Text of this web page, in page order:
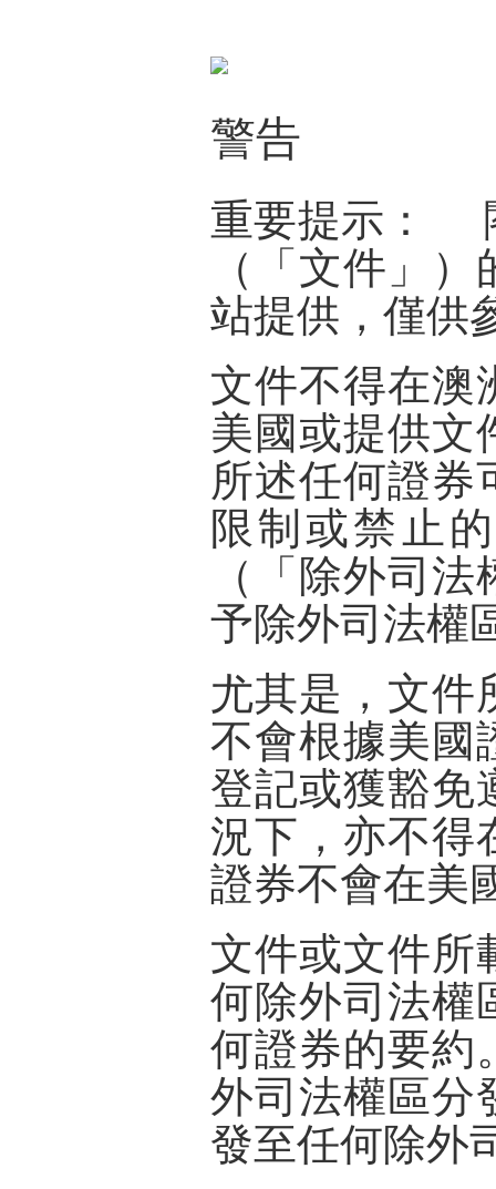
警告
重要提示：
（「 文件 」
站提供，僅供
文件不得在澳
美國或提供文
所述任何證券
限制或禁止
（「 除外司法
予除外司法權
尤其是，文件
不會根據美國
登記或獲豁免
況下，亦不得
證券不會在美
文件或文件所
何除外司法權
何證券的要約
外司法權區分
發至任何除外